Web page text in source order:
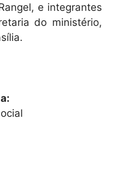
e integrantes
do ministério,